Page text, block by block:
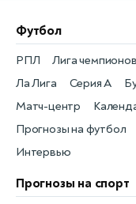
Футбол
РПЛ
Матч-центр
Лига чемпионов
Прогнозы на футбол
Ла Лига Серия А
Интервью
Прогнозы на спорт